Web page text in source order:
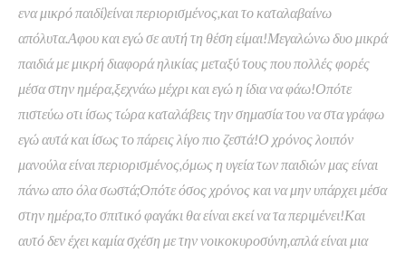
ενα μικρό παιδί)είναι περιορισμένος,και το καταλαβαίνω
απόλυτα.Αφου και εγώ σε αυτή τη θέση είμαι!Μεγαλώνω δυο μικρά
παιδιά με μικρή διαφορά ηλικίας μεταξύ τους που πολλές φορές
μέσα στην ημέρα,ξεχνάω μέχρι και εγώ η ίδια να φάω!Οπότε
πιστεύω οτι ίσως τώρα καταλάβεις την σημασία του να στα γράφω
εγώ αυτά και ίσως το πάρεις λίγο πιο ζεστά!Ο χρόνος λοιπόν
μανούλα είναι περιορισμένος,όμως η υγεία των παιδιών μας είναι
πάνω απο όλα σωστά;Οπότε όσος χρόνος και να μην υπάρχει μέσα
στην ημέρα,το σπιτικό φαγάκι θα είναι εκεί να τα περιμένει!Και
αυτό δεν έχει καμία σχέση με την νοικοκυροσύνη,απλά είναι μια